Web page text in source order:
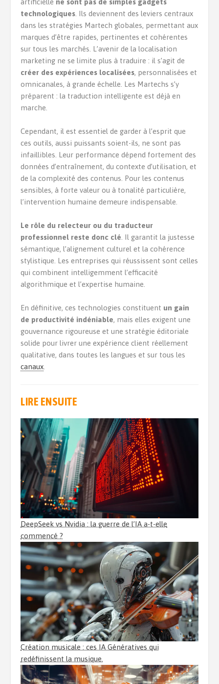
artificielle ne sont pas de simples gadgets
technologiques . Ils deviennent des leviers centraux
dans les stratégies Martech globales, permettant aux
marques d’être rapides, pertinentes et cohérentes
sur tous les marchés. L’avenir de la localisation
marketing ne se limite plus à traduire : il s’agit de
créer des expériences localisées, personnalisées et
omnicanales, à grande échelle. Les Martechs s’y
préparent : la traduction intelligente est déjà en
marche.
Cependant, il est essentiel de garder à l’esprit que
ces outils, aussi puissants soient-ils, ne sont pas
infaillibles. Leur performance dépend fortement des
données d’entraînement, du contexte d’utilisation, et
de la complexité des contenus. Pour les contenus
sensibles, à forte valeur ou à tonalité particulière,
l’intervention humaine demeure indispensable.
Le rôle du relecteur ou du traducteur
professionnel reste donc clé . Il garantit la justesse
sémantique, l’alignement culturel et la cohérence
stylistique. Les entreprises qui réussissent sont celles
qui combinent intelligemment l’efficacité
algorithmique et l’expertise humaine.
En définitive, ces technologies constituent un gain
de productivité indéniable, mais elles exigent une
gouvernance rigoureuse et une stratégie éditoriale
solide pour livrer une expérience client réellement
qualitative, dans toutes les langues et sur tous les
canaux
LIRE ENSUITE
DeepSeek vs Nvidia : la guerre de l’IA a-t-elle
commencé ?
Création musicale : ces IA Génératives qui
redéfinissent la musique.